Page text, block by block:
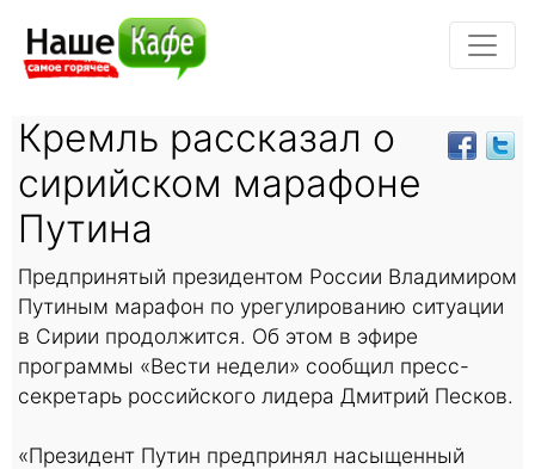
Кремль рассказал о
сирийском марафоне
Путина
Предпринятый президентом России Владимиром
Путиным марафон по урегулированию ситуации
в Сирии продолжится. Об этом в эфире
программы «Вести недели» сообщил пресс-
секретарь российского лидера Дмитрий Песков.
«Президент Путин предпринял насыщенный